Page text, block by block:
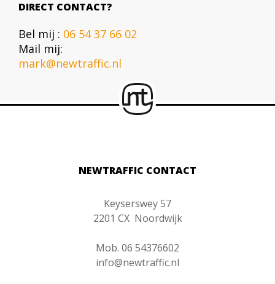
DIRECT CONTACT?
Bel mij : 06 54 37 66 02
Mail mij:
mark@newtraffic.nl
NEWTRAFFIC CONTACT
Keyserswey 57
2201 CX Noordwijk
Mob. 06 54376602
info@newtraffic.nl